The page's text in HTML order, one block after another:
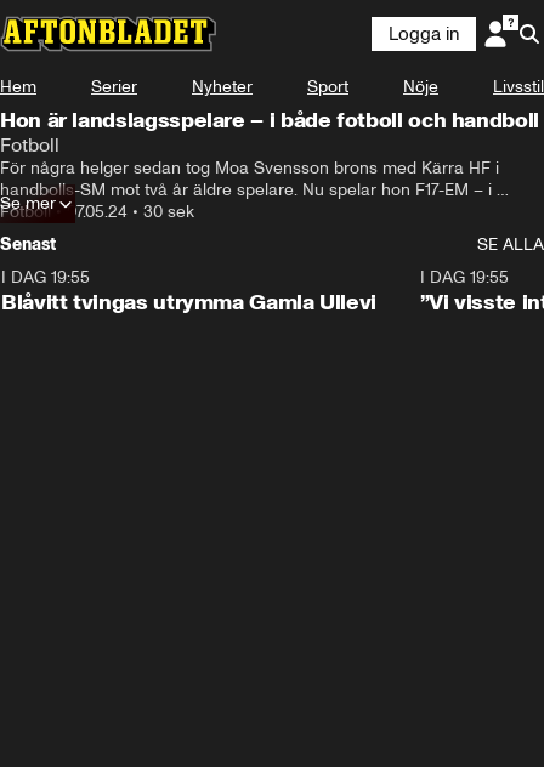
Logga in
Hem Serier Nyheter Sport Nöje Livsstil
Hon är landslagsspelare – i både fotboll och handboll
Fotboll
För några helger sedan tog Moa Svensson brons med Kärra HF i
handbolls-SM mot två år äldre spelare. Nu spelar hon F17-EM – i
fotboll. Hör supertalanger svara på fem snabba frågor.
Fotboll•07.05.24 • 30 sek
Se mer
Senast
SE ALLA
I DAG 19:55
Blåvitt tvingas utrymma Gamla Ullevi
I DAG 19:55
”Vi visste